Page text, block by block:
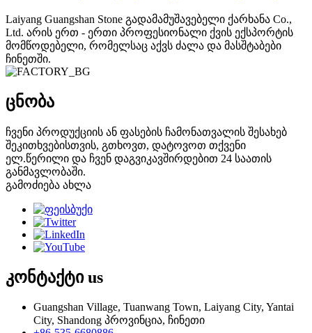
Laiyang Guangshan Stone გადამამუშავებელი ქარხანა Co.,
Ltd. არის ერთ - ერთი პროფესიონალი ქვის ექსპორტის
მომწოდებელი, რომელსაც აქვს ძალა და მასშტაბები
ჩინეთში.
ცნობა
ჩვენი პროდუქციის ან ფასების ჩამონათვალის შესახებ
შეკითხვებისთვის, გთხოვთ, დატოვოთ თქვენი
ელ.წერილი და ჩვენ დაგვიკავშირდებით 24 საათის
განმავლობაში.
გამოძიება ახლა
კონტაქტიus
Guangshan Village, Tuanwang Town, Laiyang City, Yantai
City, Shandong პროვინცია, ჩინეთი